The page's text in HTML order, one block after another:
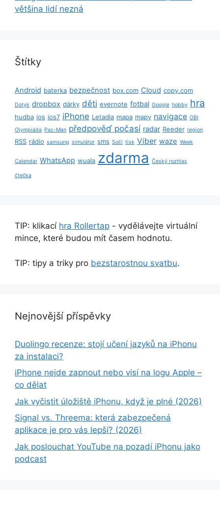
většina lidí nezná
Štítky
Android baterka bezpečnost box.com Cloud copy.com
Dotyk dropbox dárky děti evernote fotbal Google hobby hra
hudba ios ios7 iPhone Letadla mapa mapy navigace OBI
Olympiáda Pac-Man předpověď počasí radar Reeder region
RSS rádio samsung simulátor sms Soči tisk Viber waze Week
Calendar WhatsApp wuala zdarma Český rozhlas
čtečka
TIP: klikací hra Rollertap - vydělávejte virtuální
mince, které budou mít časem hodnotu.
TIP: tipy a triky pro bezstarostnou svatbu.
Nejnovější příspěvky
Duolingo recenze: stojí učení jazyků na iPhonu
za instalaci?
iPhone nejde zapnout nebo visí na logu Apple –
co dělat
Jak vyčistit úložiště iPhonu, když je plné (2026)
Signal vs. Threema: která zabezpečená
aplikace je pro vás lepší? (2026)
Jak poslouchat YouTube na pozadí iPhonu jako
podcast